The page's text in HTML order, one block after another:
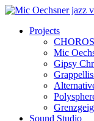
Projects
CHOROS
Mic
Gipsy
Sound Studio